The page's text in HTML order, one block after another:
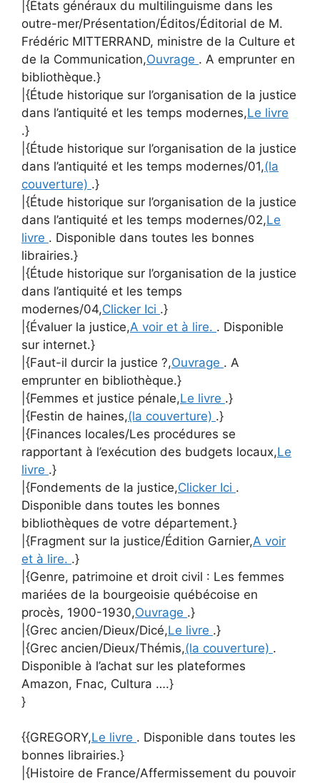
|{États généraux du multilinguisme dans les
outre-mer/Présentation/Éditos/Éditorial de M.
Frédéric MITTERRAND, ministre de la Culture et
de la Communication,Ouvrage . A emprunter en
bibliothèque.}
|{Étude historique sur l’organisation de la justice
dans l’antiquité et les temps modernes,Le livre
.}
|{Étude historique sur l’organisation de la justice
dans l’antiquité et les temps modernes/01,(la
couverture) .}
|{Étude historique sur l’organisation de la justice
dans l’antiquité et les temps modernes/02,Le
livre . Disponible dans toutes les bonnes
librairies.}
|{Étude historique sur l’organisation de la justice
dans l’antiquité et les temps
modernes/04,Clicker Ici .}
|{Évaluer la justice,A voir et à lire. . Disponible
sur internet.}
|{Faut-il durcir la justice ?,Ouvrage . A
emprunter en bibliothèque.}
|{Femmes et justice pénale,Le livre .}
|{Festin de haines,(la couverture) .}
|{Finances locales/Les procédures se
rapportant à l’exécution des budgets locaux,Le
livre .}
|{Fondements de la justice,Clicker Ici .
Disponible dans toutes les bonnes
bibliothèques de votre département.}
|{Fragment sur la justice/Édition Garnier,A voir
et à lire. .}
|{Genre, patrimoine et droit civil : Les femmes
mariées de la bourgeoisie québécoise en
procès, 1900-1930,Ouvrage .}
|{Grec ancien/Dieux/Dicé,Le livre .}
|{Grec ancien/Dieux/Thémis,(la couverture) .
Disponible à l’achat sur les plateformes
Amazon, Fnac, Cultura ….}
}
{{GREGORY,Le livre . Disponible dans toutes les
bonnes librairies.}
|{Histoire de France/Affermissement du pouvoir